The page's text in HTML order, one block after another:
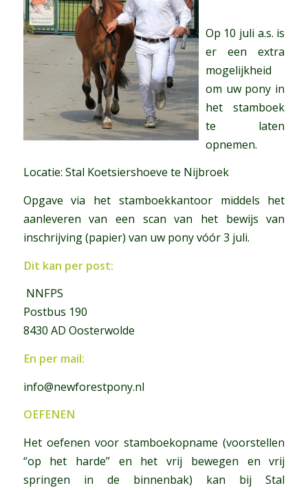
Op 10 juli a.s. is
er een extra
mogelijkheid
om uw pony in
het stamboek
te laten
opnemen.
Locatie: Stal Koetsiershoeve te Nijbroek
Opgave via het stamboekkantoor middels het
aanleveren van een scan van het bewijs van
inschrijving (papier) van uw pony vóór 3 juli.
Dit kan per post:
NNFPS
Postbus 190
8430 AD Oosterwolde
En per mail:
info@newforestpony.nl
OEFENEN
Het oefenen voor stamboekopname (voorstellen
“op het harde” en het vrij bewegen en vrij
springen in de binnenbak) kan bij Stal